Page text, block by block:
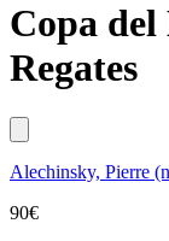
Copa
Regates
Alechinsky, Pierre
90€